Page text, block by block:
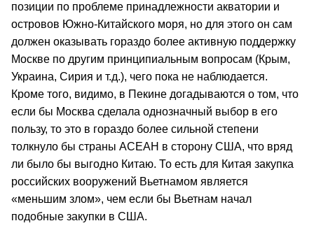
позиции по проблеме принадлежности акватории и
островов Южно-Китайского моря, но для этого он сам
должен оказывать гораздо более активную поддержку
Москве по другим принципиальным вопросам (Крым,
Украина, Сирия и т.д.), чего пока не наблюдается.
Кроме того, видимо, в Пекине догадываются о том, что
если бы Москва сделала однозначный выбор в его
пользу, то это в гораздо более сильной степени
толкнуло бы страны АСЕАН в сторону США, что вряд
ли было бы выгодно Китаю. То есть для Китая закупка
российских вооружений Вьетнамом является
«меньшим злом», чем если бы Вьетнам начал
подобные закупки в США.